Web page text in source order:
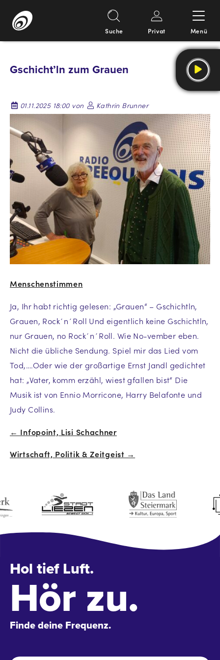
Inhalt
Suche Privat Menü
Gschicht’ln zum Grauen
01.11.2025 18:00 von Kathrin Brunner
Menschenstimmen
Ja, Ihr habt richtig gelesen: „Grauen“ – Gschichtln,
Grauen, Rock´n´Roll Und eigentlich keine Gschichtln,
nur Grauen, no Rock´n´Roll. Wie No-vember eben.
Nicht die übliche Sendung. Spiel mir das Lied vom
Tod,….Oder wie der großartige Ernst Jandl gedichtet
hat: „Vater, komm erzähl, wiest gfallen bist“ Die
Musik ist von Ennio Morricone, Harry Belafonte und
Judy Collins.
Beitrags-
Navigation
← Infopoint, Lisi Schachner
Wirtschaft, Politik & Zeitgeist →
Hol tief Luft.
Hör zu.
Finde deine Frequenz.
Name *